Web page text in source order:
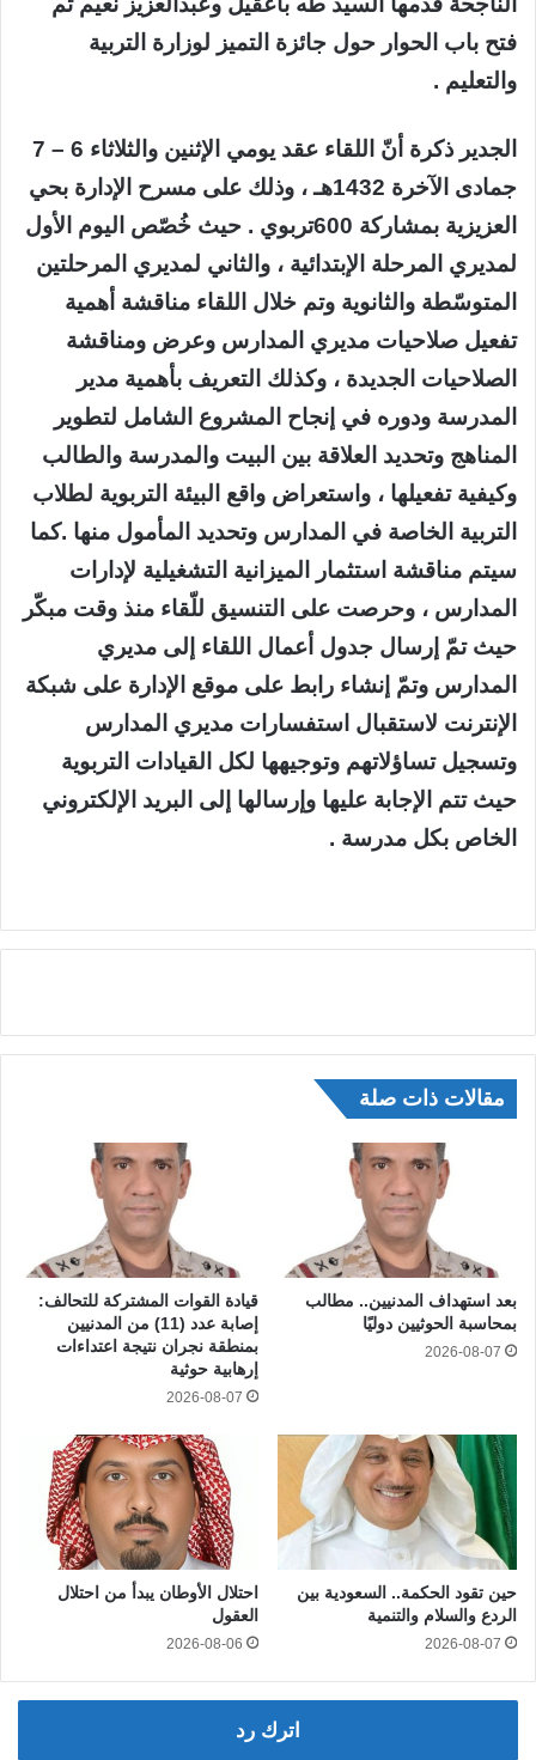
فتح باب الحوار حول جائزة التميز لوزارة التربية
والتعليم .
الجدير ذكرة أنّ اللقاء عقد يومي الإثنين والثلاثاء 6 – 7
جمادى الآخرة 1432هـ ، وذلك على مسرح الإدارة بحي
العزيزية بمشاركة 600تربوي . حيث خُصّص اليوم الأول
لمديري المرحلة الإبتدائية ، والثاني لمديري المرحلتين
المتوسّطة والثانوية وتم خلال اللقاء مناقشة أهمية
تفعيل صلاحيات مديري المدارس وعرض ومناقشة
الصلاحيات الجديدة ، وكذلك التعريف بأهمية مدير
المدرسة ودوره في إنجاح المشروع الشامل لتطوير
المناهج وتحديد العلاقة بين البيت والمدرسة والطالب
وكيفية تفعيلها ، واستعراض واقع البيئة التربوية لطلاب
التربية الخاصة في المدارس وتحديد المأمول منها .كما
سيتم مناقشة استثمار الميزانية التشغيلية لإدارات
المدارس ، وحرصت على التنسيق للّقاء منذ وقت مبكّر
حيث تمّ إرسال جدول أعمال اللقاء إلى مديري
المدارس وتمّ إنشاء رابط على موقع الإدارة على شبكة
الإنترنت لاستقبال استفسارات مديري المدارس
وتسجيل تساؤلاتهم وتوجيهها لكل القيادات التربوية
حيث تتم الإجابة عليها وإرسالها إلى البريد الإلكتروني
الخاص بكل مدرسة .
مقالات ذات صلة
بعد استهداف المدنيين.. مطالب
بمحاسبة الحوثيين دوليًا
2026-08-07
قيادة القوات المشتركة للتحالف:
إصابة عدد (11) من المدنيين
بمنطقة نجران نتيجة اعتداءات
إرهابية حوثية
2026-08-07
حين تقود الحكمة.. السعودية بين
الردع والسلام والتنمية
2026-08-07
احتلال الأوطان يبدأ من احتلال
العقول
2026-08-06
اترك رد